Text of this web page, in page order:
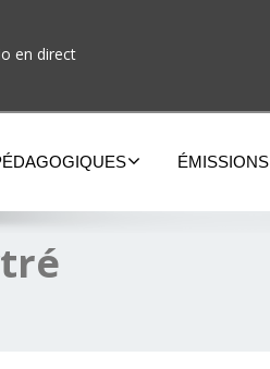
en direct
ÉMISSIONS